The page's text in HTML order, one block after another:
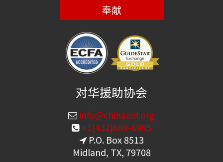
奉献
对华援助协会
info@chinaaid.org
+1(432)689-6985
P.O. Box 8513
Midland, TX, 79708